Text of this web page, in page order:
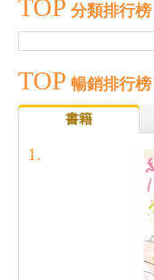
TOP 分類排行榜
TOP 暢銷排行榜
書籍